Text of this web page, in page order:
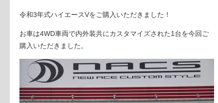
令和3年式ハイエースVをご購入いただきました！
お車は4WD車両で内外装共にカスタマイズされた1台を今回ご
購入いただきました。